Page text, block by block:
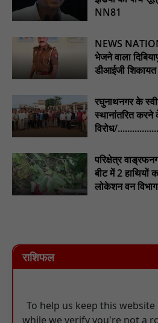
.डिप्टी चीफ मिनिस्टर सुमित्राताई पवार से
मुलाकात की : NN81
सदर विधायक प्रकाश द्विवेदी ने लगभग
का किया लोकार्पण एवं शिलान्यास : NN81
NN81
NEWS
भेजने वाला
डीआईजी
रघुनाथनगर के
स्थानांतरित करने
विरोध/
परिक्षेत्र
बीट में 2 हाथियों
लोकेशन वन
राशिफल